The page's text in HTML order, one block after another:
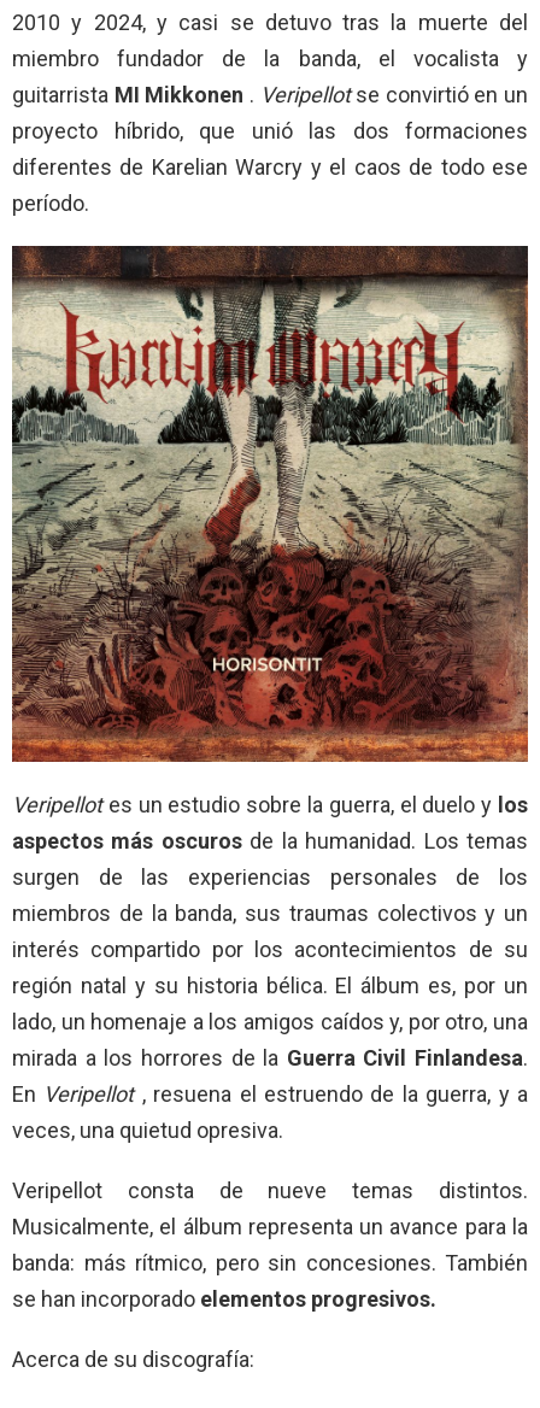
2010 y 2024, y casi se detuvo tras la muerte del
miembro fundador de la banda, el vocalista y
guitarrista MI Mikkonen . Veripellotse convirtió en un
proyecto híbrido, que unió las dos formaciones
diferentes de Karelian Warcry y el caos de todo ese
período.
Veripellotes un estudio sobre la guerra, el duelo y los
aspectos más oscurosde la humanidad. Los temas
surgen de las experiencias personales de los
miembros de la banda, sus traumas colectivos y un
interés compartido por los acontecimientos de su
región natal y su historia bélica. El álbum es, por un
lado, un homenaje a los amigos caídos y, por otro, una
mirada a los horrores de la Guerra Civil Finlandesa.
En Veripellot, resuena el estruendo de la guerra, y a
veces, una quietud opresiva.
Veripellot consta de nueve temas distintos.
Musicalmente, el álbum representa un avance para la
banda: más rítmico, pero sin concesiones. También
se han incorporado elementos progresivos.
Acerca de su discografía: